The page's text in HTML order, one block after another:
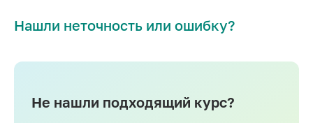
11 класс
Экстернат 2-3 класс
Нашли неточность или ошибку?
Не нашли подходящий курс?